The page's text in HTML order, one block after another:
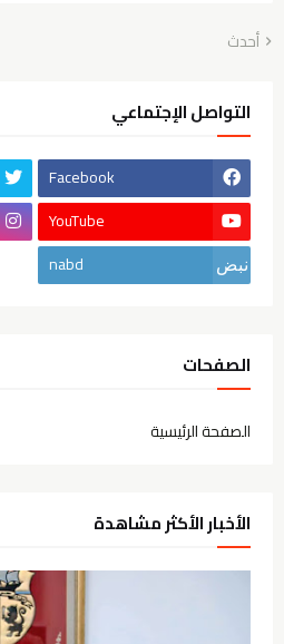
أحدث
التواصل الإجتماعي
Facebook
YouTube
nabd
الصفحات
الصفحة الرئيسية
الأخبار الأكثر مشاهدة